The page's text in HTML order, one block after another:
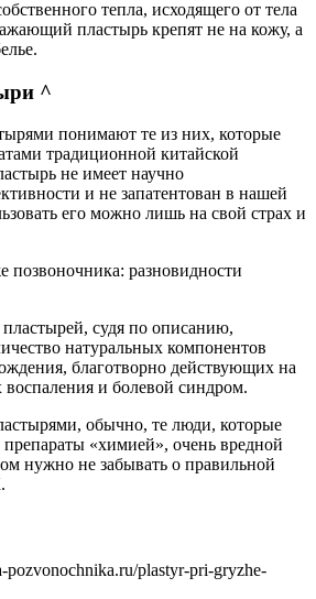
тепла, исходящего от тела
пластырь крепят не на кожу, а
^
понимают те из них, которые
традиционной китайской
не имеет научно
и не запатентован в нашей
его можно лишь на свой страх и
судя по описанию,
натуральных компонентов
благотворно действующих на
и болевой синдром.
обычно, те люди, которые
препараты «химией», очень вредной
нужно не забывать о правильной
pozvonochnika.ru/plastyr-pri-gryzhe-